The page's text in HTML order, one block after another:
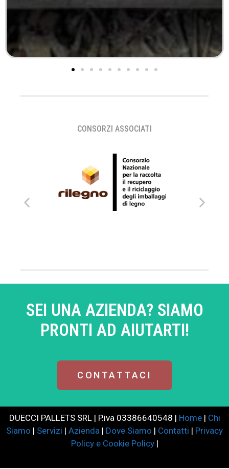
CONSORZI ASSOCIATI
SEI UNA AZIENDA? SIAMO
PRONTI AD AIUTARTI!​
CONTATTACI
DUECCI PALLETS SRL | P.iva 03386640548 | Home| Chi
Siamo | Servizi | Azienda | Dove Siamo | Contatti | Privacy
Policy e Cookie Policy|